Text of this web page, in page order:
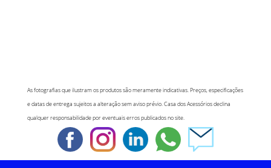
As fotografias que ilustram os produtos são meramente indicativas. Preços, especificações
e datas de entrega sujeitos a alteração sem aviso prévio. Casa dos Acessórios declina
qualquer responsabilidade por eventuais erros publicados no site.